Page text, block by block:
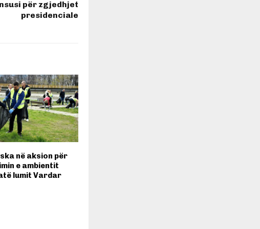
për zgjedhjet
presidenciale
në aksion për
e ambientit
lumit Vardar